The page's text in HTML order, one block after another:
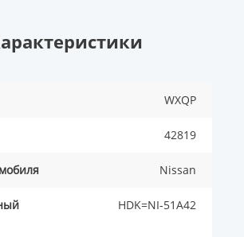
WXQP
42819
Nissan
HDK=NI-51A42